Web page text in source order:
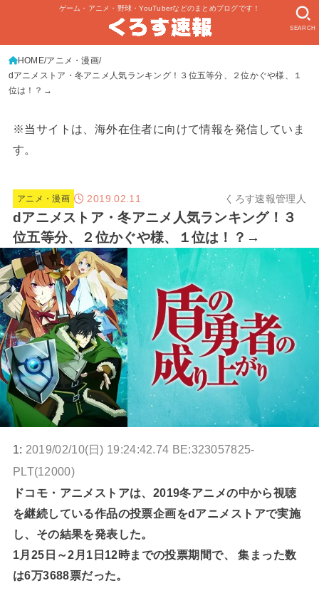
ゲーム・アニメ・野球・YouTuberなどのまとめブログです！
SEARCH
HOME アニメ・漫画
dアニメストア・冬アニメ人気ランキング！３位五等分、２位かぐや様、１
位は！？→
※当サイトは、海外在住者に向けて情報を発信していま
す。
アニメ・漫画 2019.02.11 くろす速報管理人
dアニメストア・冬アニメ人気ランキング！３
位五等分、２位かぐや様、１位は！？→
1: 2019/02/10(日) 19:24:42.74 BE:323057825-
PLT(12000)
ドコモ・アニメストアは、2019冬アニメの中から視聴
を継続している作品の投票企画をdアニメストアで実施
し、その結果を発表した。
1月25日～2月1日12時までの投票期間で、 集まった数
は6万3688票だった。